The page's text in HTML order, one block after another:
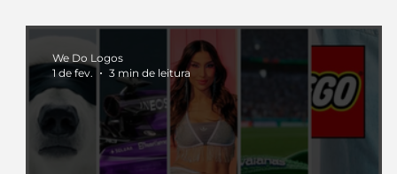
We Do Logos
1 de fev.
3 min de leitura